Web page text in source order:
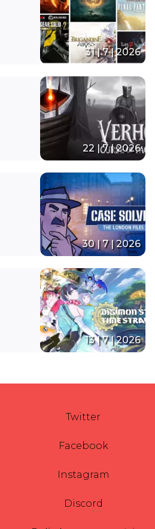
31 | 7 | 2026
22 | 7 | 2026
30 | 7 | 2026
13 | 7 | 2026
Twitter
Facebook
Instagram
Discord